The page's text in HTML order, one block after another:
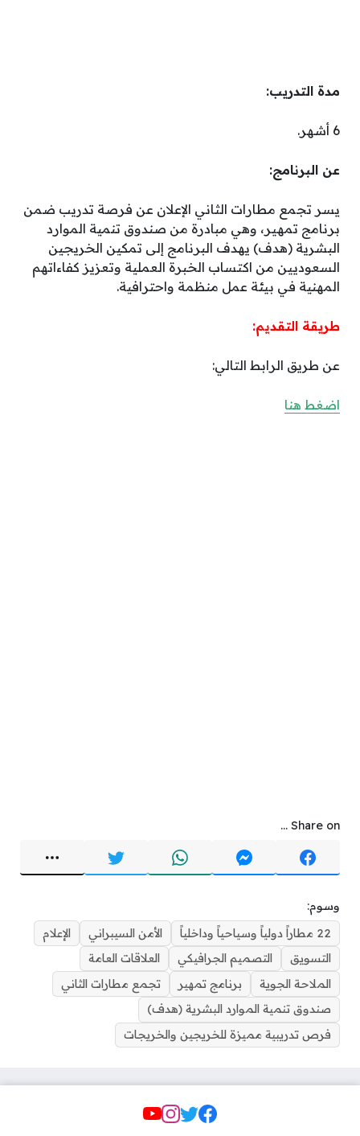
مدة التدريب:
6 أشهر.
عن البرنامج:
يسر تجمع مطارات الثاني الإعلان عن فرصة تدريب ضمن
برنامج تمهير، وهي مبادرة من صندوق تنمية الموارد
البشرية (هدف) يهدف البرنامج إلى تمكين الخريجين
السعوديين من اكتساب الخبرة العملية وتعزيز كفاءاتهم
المهنية في بيئة عمل منظمة واحترافية.
طريقة التقديم:
عن طريق الرابط التالي:
اضغط هنا
Share on ...
وسوم:
22 مطاراً دولياً وسياحياً وداخلياً
الأمن السيبراني
الإعلام
التسويق
التصميم الجرافيكي
العلاقات العامة
الملاحة الجوية
برنامج تمهير
تجمع مطارات الثاني
صندوق تنمية الموارد البشرية (هدف)
فرص تدريبية مميزة للخريجين والخريجات
Social Links